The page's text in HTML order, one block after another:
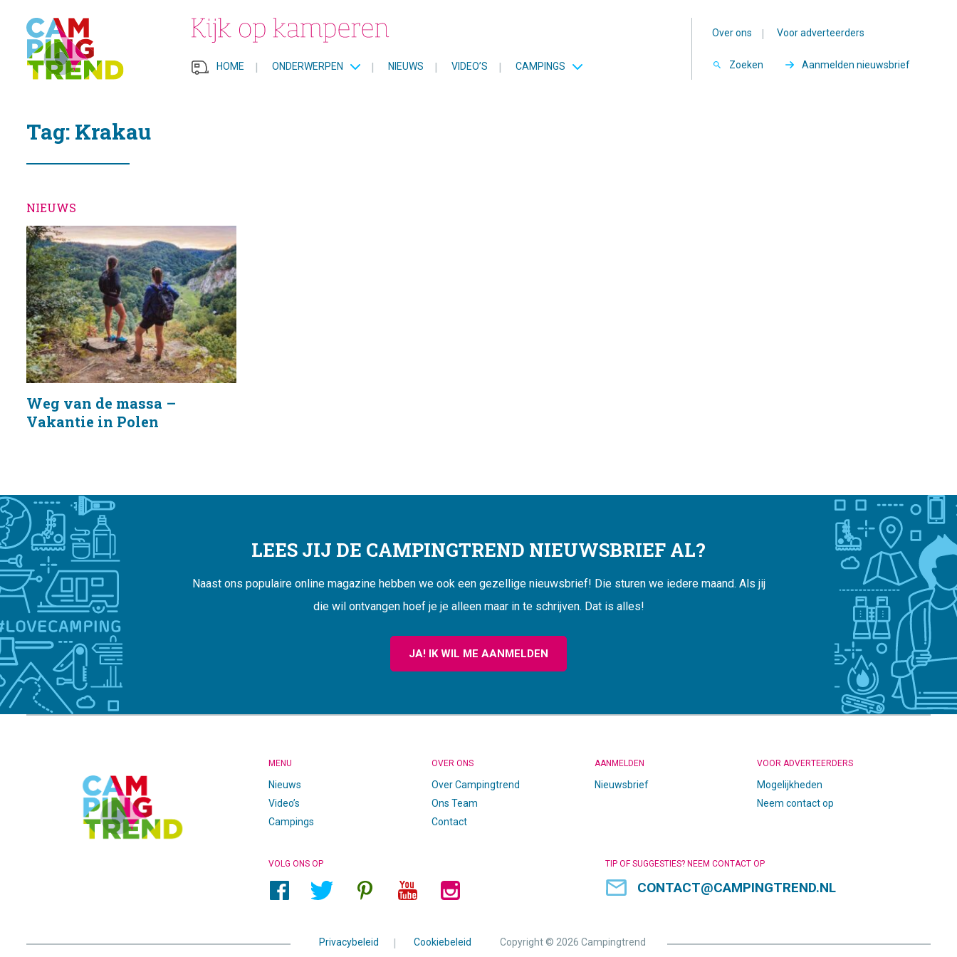
HOME | ONDERWERPEN | NIEUWS | VIDEO’S | CAMPINGS
Over ons | Voor adverteerders
Zoeken Aanmelden nieuwsbrief
Tag: Krakau
NIEUWS
Weg van de massa –
Vakantie in Polen
LEES JIJ DE CAMPINGTREND NIEUWSBRIEF AL?
Naast ons populaire online magazine hebben we ook een gezellige nieuwsbrief! Die sturen we iedere maand. Als jij
die wil ontvangen hoef je je alleen maar in te schrijven. Dat is alles!
JA! IK WIL ME AANMELDEN
MENU
Nieuws
Video’s
Campings
OVER ONS
Over Campingtrend
Ons Team
Contact
AANMELDEN
Nieuwsbrief
VOOR ADVERTEERDERS
Mogelijkheden
Neem contact op
VOLG ONS OP TIP OF SUGGESTIES? NEEM CONTACT OP
CONTACT@CAMPINGTREND.NL
Privacybeleid | Cookiebeleid Copyright © 2026 Campingtrend